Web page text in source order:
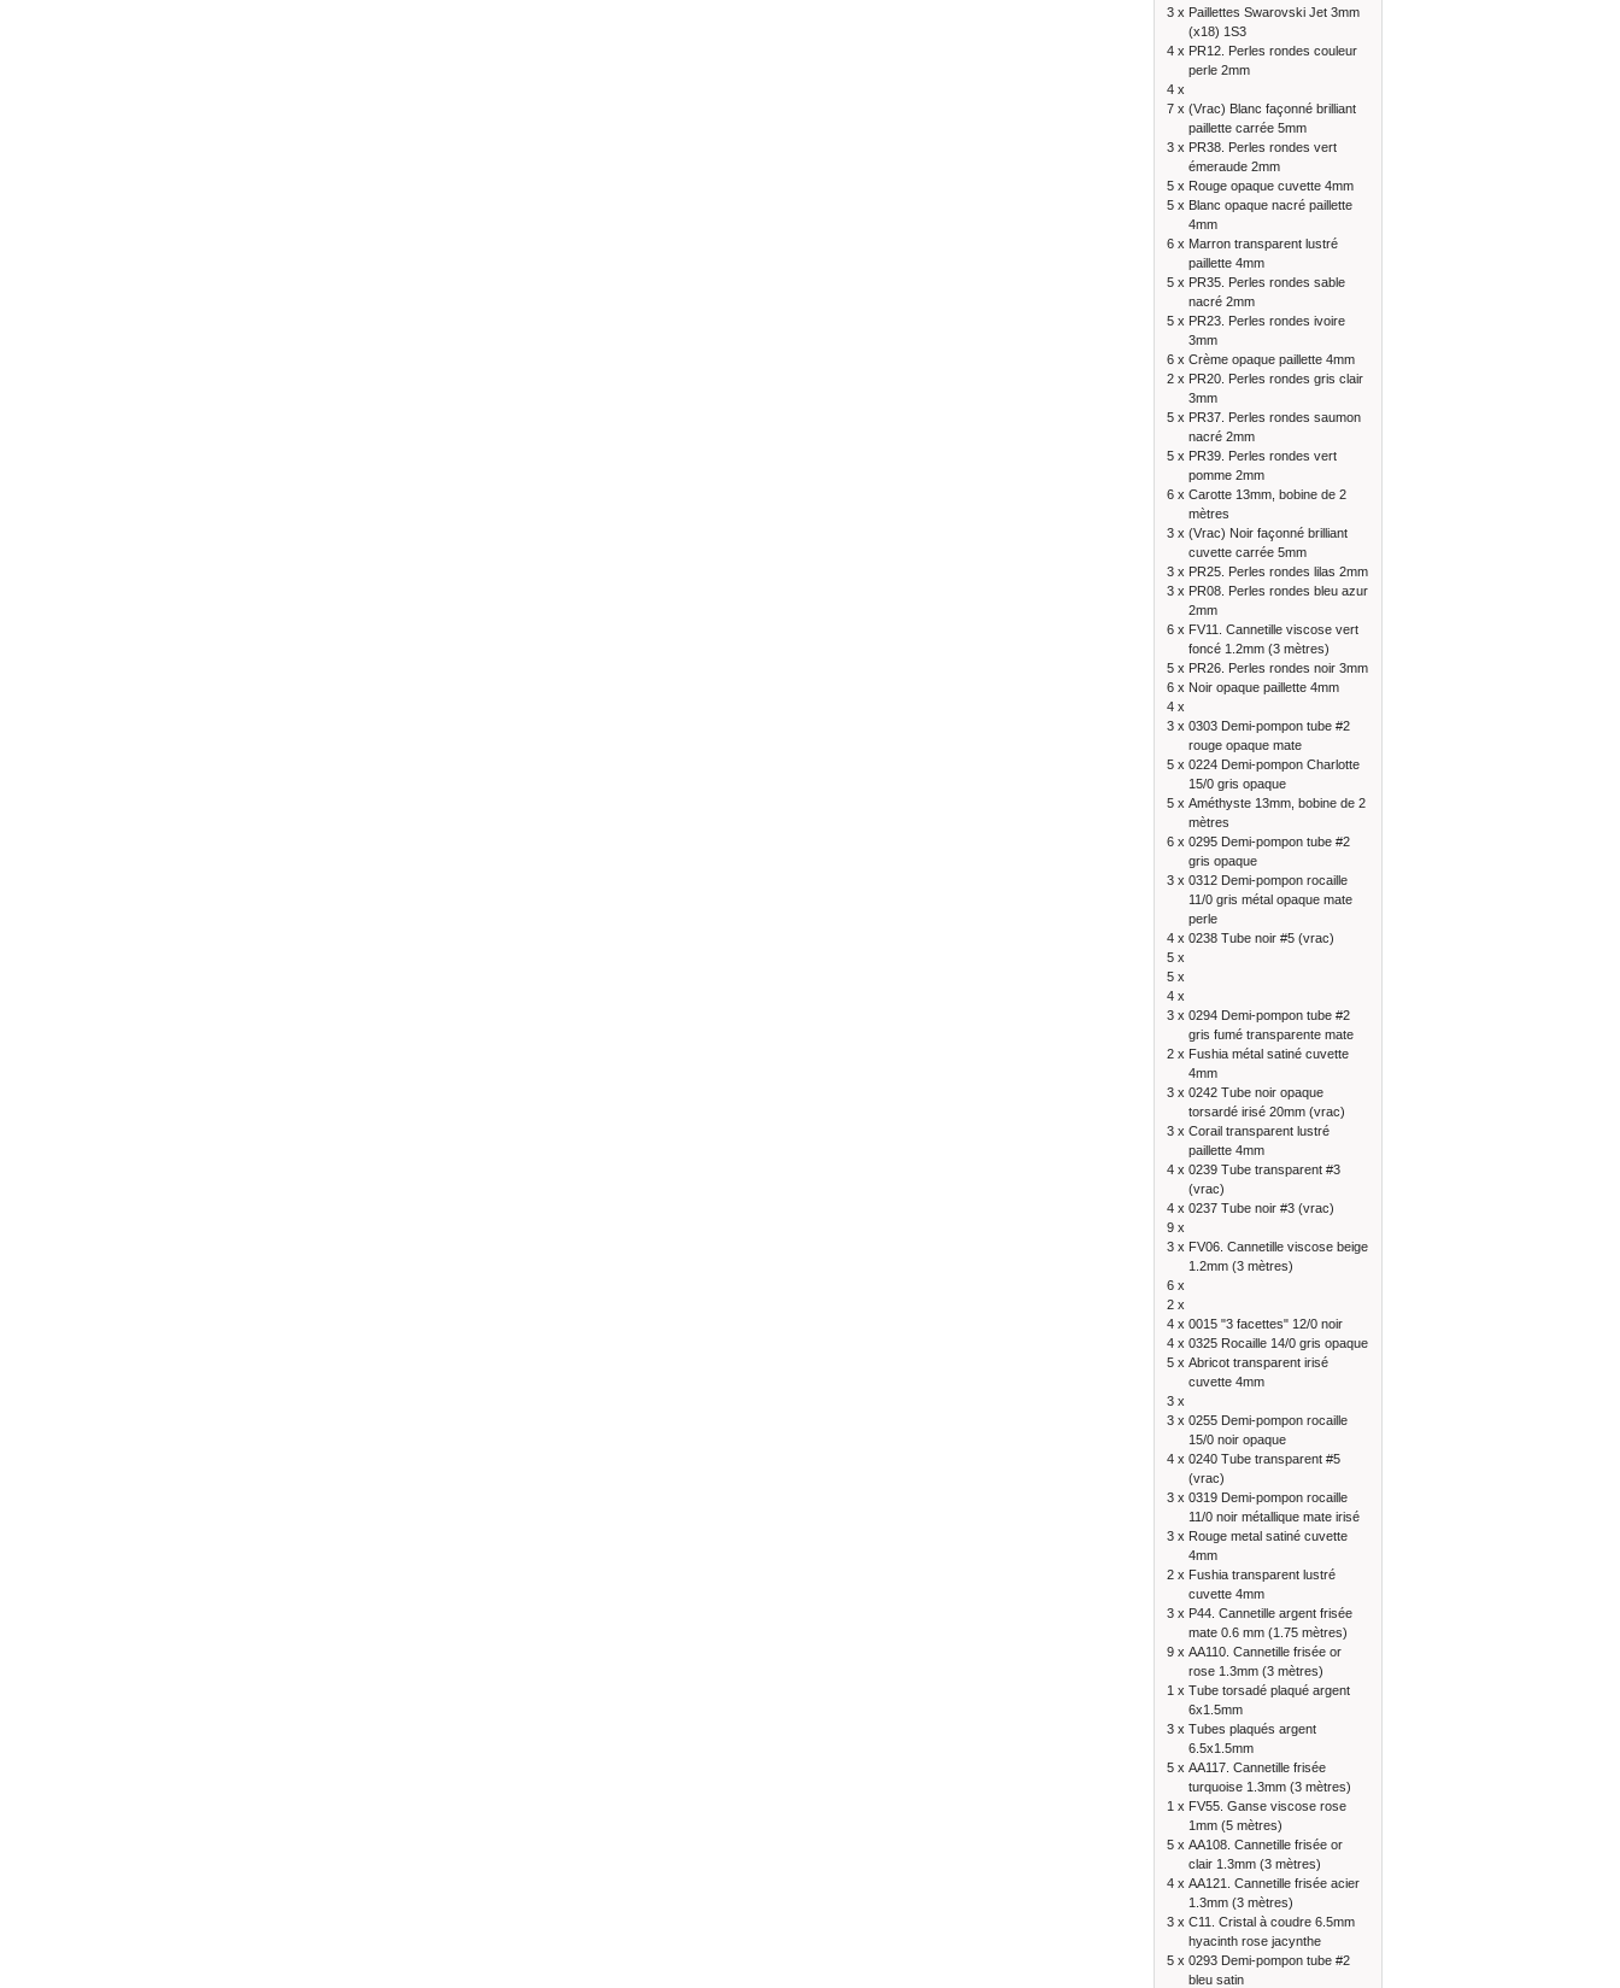
3 x Paillettes Swarovski Jet 3mm
(x18) 1S3
4 x PR12. Perles rondes couleur
perle 2mm
4 x
7 x (Vrac) Blanc façonné brilliant
paillette carrée 5mm
3 x PR38. Perles rondes vert
émeraude 2mm
5 x Rouge opaque cuvette 4mm
5 x Blanc opaque nacré paillette
4mm
6 x Marron transparent lustré
paillette 4mm
5 x PR35. Perles rondes sable
nacré 2mm
5 x PR23. Perles rondes ivoire
3mm
6 x Crème opaque paillette 4mm
2 x PR20. Perles rondes gris clair
3mm
5 x PR37. Perles rondes saumon
nacré 2mm
5 x PR39. Perles rondes vert
pomme 2mm
6 x Carotte 13mm, bobine de 2
mètres
3 x (Vrac) Noir façonné brilliant
cuvette carrée 5mm
3 x PR25. Perles rondes lilas 2mm
3 x PR08. Perles rondes bleu azur
2mm
6 x FV11. Cannetille viscose vert
foncé 1.2mm (3 mètres)
5 x PR26. Perles rondes noir 3mm
6 x Noir opaque paillette 4mm
4 x
3 x 0303 Demi-pompon tube #2
rouge opaque mate
5 x 0224 Demi-pompon Charlotte
15/0 gris opaque
5 x Améthyste 13mm, bobine de 2
mètres
6 x 0295 Demi-pompon tube #2
gris opaque
3 x 0312 Demi-pompon rocaille
11/0 gris métal opaque mate
perle
4 x 0238 Tube noir #5 (vrac)
5 x
5 x
4 x
3 x 0294 Demi-pompon tube #2
gris fumé transparente mate
2 x Fushia métal satiné cuvette
4mm
3 x 0242 Tube noir opaque
torsardé irisé 20mm (vrac)
3 x Corail transparent lustré
paillette 4mm
4 x 0239 Tube transparent #3
(vrac)
4 x 0237 Tube noir #3 (vrac)
9 x
3 x FV06. Cannetille viscose beige
1.2mm (3 mètres)
6 x
2 x
4 x 0015 "3 facettes" 12/0 noir
4 x 0325 Rocaille 14/0 gris opaque
5 x Abricot transparent irisé
cuvette 4mm
3 x
3 x 0255 Demi-pompon rocaille
15/0 noir opaque
4 x 0240 Tube transparent #5
(vrac)
3 x 0319 Demi-pompon rocaille
11/0 noir métallique mate irisé
3 x Rouge metal satiné cuvette
4mm
2 x Fushia transparent lustré
cuvette 4mm
3 x P44. Cannetille argent frisée
mate 0.6 mm (1.75 mètres)
9 x AA110. Cannetille frisée or
rose 1.3mm (3 mètres)
1 x Tube torsadé plaqué argent
6x1.5mm
3 x Tubes plaqués argent
6.5x1.5mm
5 x AA117. Cannetille frisée
turquoise 1.3mm (3 mètres)
1 x FV55. Ganse viscose rose
1mm (5 mètres)
5 x AA108. Cannetille frisée or
clair 1.3mm (3 mètres)
4 x AA121. Cannetille frisée acier
1.3mm (3 mètres)
3 x C11. Cristal à coudre 6.5mm
hyacinth rose jacynthe
5 x 0293 Demi-pompon tube #2
bleu satin